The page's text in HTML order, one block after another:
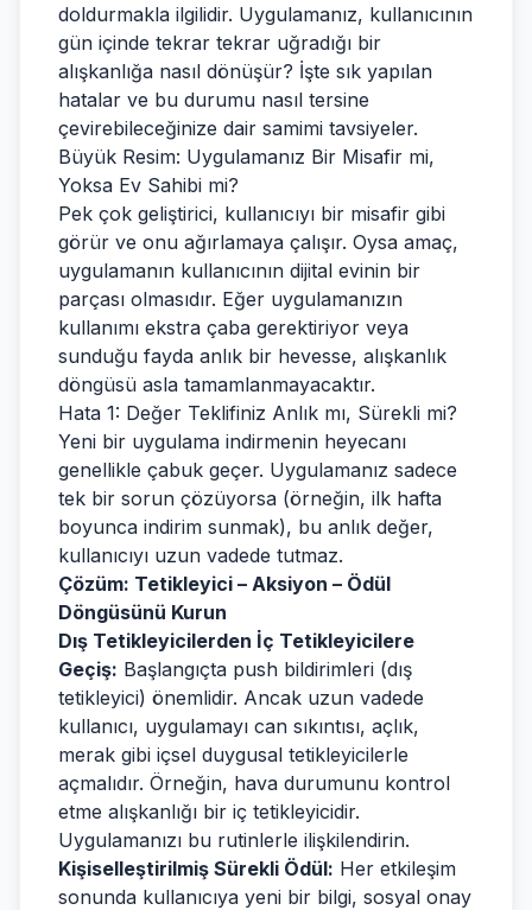
doldurmakla ilgilidir. Uygulamanız, kullanıcının
gün içinde tekrar tekrar uğradığı bir
alışkanlığa nasıl dönüşür? İşte sık yapılan
hatalar ve bu durumu nasıl tersine
çevirebileceğinize dair samimi tavsiyeler.
Büyük Resim: Uygulamanız Bir Misafir mi,
Yoksa Ev Sahibi mi?
Pek çok geliştirici, kullanıcıyı bir misafir gibi
görür ve onu ağırlamaya çalışır. Oysa amaç,
uygulamanın kullanıcının dijital evinin bir
parçası olmasıdır. Eğer uygulamanızın
kullanımı ekstra çaba gerektiriyor veya
sunduğu fayda anlık bir hevesse, alışkanlık
döngüsü asla tamamlanmayacaktır.
Hata 1: Değer Teklifiniz Anlık mı, Sürekli mi?
Yeni bir uygulama indirmenin heyecanı
genellikle çabuk geçer. Uygulamanız sadece
tek bir sorun çözüyorsa (örneğin, ilk hafta
boyunca indirim sunmak), bu anlık değer,
kullanıcıyı uzun vadede tutmaz.
Çözüm: Tetikleyici – Aksiyon – Ödül
Döngüsünü Kurun
Dış Tetikleyicilerden İç Tetikleyicilere
Geçiş: Başlangıçta push bildirimleri (dış
tetikleyici) önemlidir. Ancak uzun vadede
kullanıcı, uygulamayı can sıkıntısı, açlık,
merak gibi içsel duygusal tetikleyicilerle
açmalıdır. Örneğin, hava durumunu kontrol
etme alışkanlığı bir iç tetikleyicidir.
Uygulamanızı bu rutinlerle ilişkilendirin.
Kişiselleştirilmiş Sürekli Ödül: Her etkileşim
sonunda kullanıcıya yeni bir bilgi, sosyal onay